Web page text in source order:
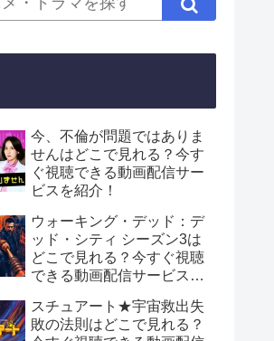
今、不倫が問題ではありま
せんはどこで見れる？今す
ぐ視聴できる動画配信サー
ビスを紹介！
ウォーキング・デッド：デ
ッド・シティ シーズン3は
どこで見れる？今すぐ視聴
できる動画配信サービスを
スチュアート★宇宙救出失
敗の法則はどこで見れる？